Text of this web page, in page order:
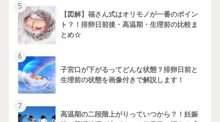
5
【図解】福さん式はオリモノが一番のポイン
ト？！排卵日前後・高温期・生理前の比較ま
とめ☆
6
子宮口が下がるってどんな状態？排卵日前と
生理前の状態を画像付きで解説します！
7
高温期の二段階上がりっていつから？！妊娠